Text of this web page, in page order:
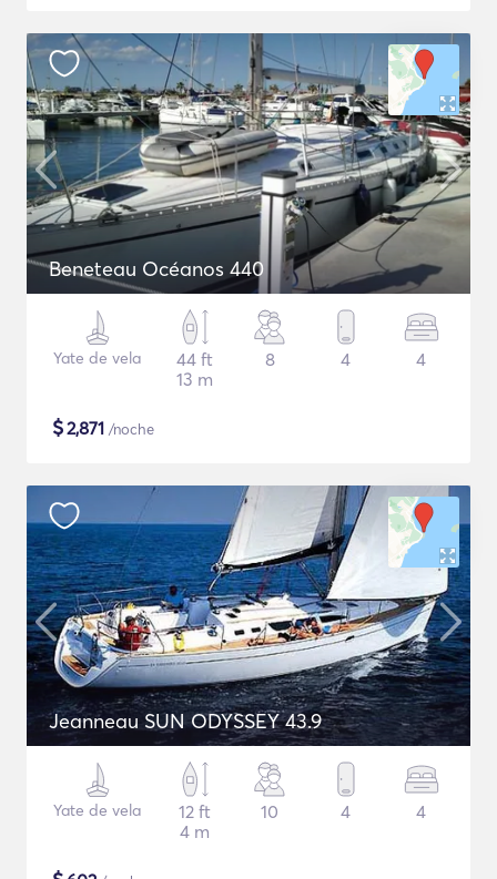
Beneteau Océanos 440
Yate de vela
44 ft
13 m
8 4 4
$2,871 /noche
Jeanneau SUN ODYSSEY 43.9
Yate de vela
12 ft
4 m
10 4 4